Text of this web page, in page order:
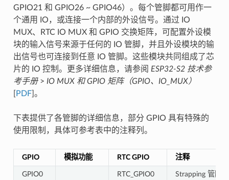
GPIO21 和 GPIO26 ~ GPIO46）。每个管脚都可用作一
个通用 IO，或连接一个内部的外设信号。通过 IO
MUX、RTC IO MUX 和 GPIO 交换矩阵，可配置外设模
块的输入信号来源于任何的 IO 管脚，并且外设模块的输
出信号也可连接到任意 IO 管脚。这些模块共同组成了芯
片的 IO 控制。更多详细信息，请参阅 ESP32-S2 技术参
考手册> IO MUX 和 GPIO 矩阵（GPIO、IO_MUX）
PDF]。
下表提供了各管脚的详细信息，部分 GPIO 具有特殊的
使用限制，具体可参考表中的注释列。
GPIO 模拟功能 RTC GPIO 注释
GPIO0 RTC_GPIO0 Strapping 管脚